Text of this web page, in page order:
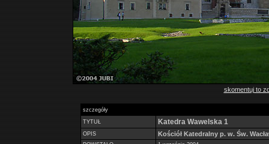
skomentuj to
szczegóły
TYTUŁ
Katedra Wawelska 1
OPIS Kościół Katedralny p. w. Św.